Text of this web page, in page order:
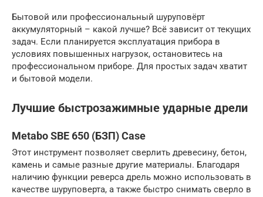
Бытовой или профессиональный шуруповёрт
аккумуляторный – какой лучше? Всё зависит от текущих
задач. Если планируется эксплуатация прибора в
условиях повышенных нагрузок, остановитесь на
профессиональном приборе. Для простых задач хватит
и бытовой модели.
Лучшие быстрозажимные ударные дрели
Metabo SBE 650 (БЗП) Case
Этот инструмент позволяет сверлить древесину, бетон,
камень и самые разные другие материалы. Благодаря
наличию функции реверса дрель можно использовать в
качестве шуруповерта, а также быстро снимать сверло в